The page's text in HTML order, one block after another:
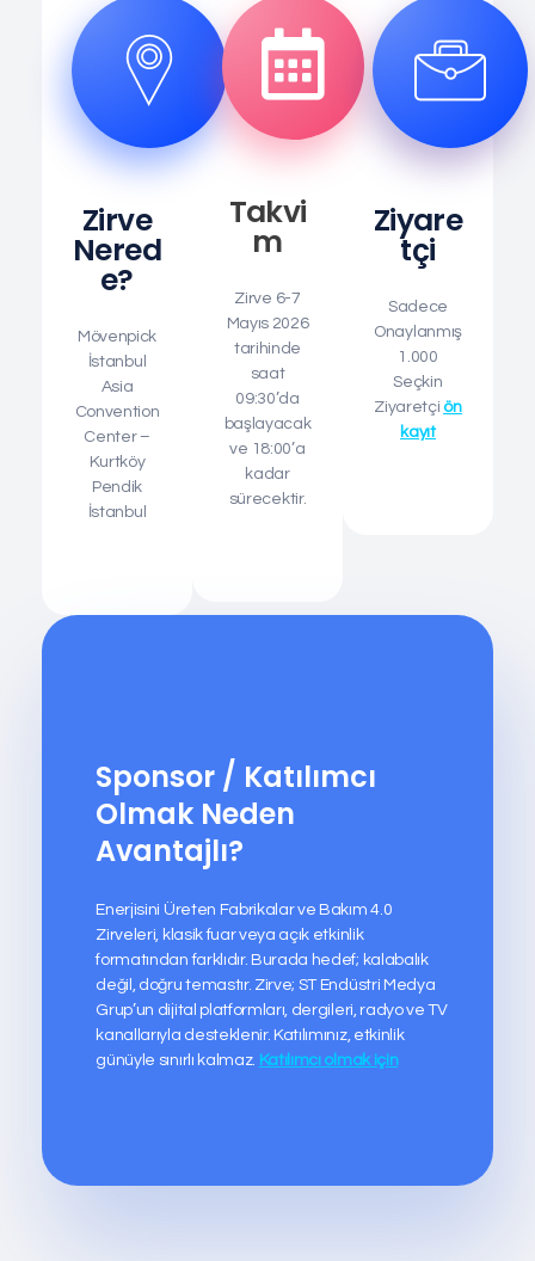
Zirve
Nered
E?
Mövenpick
İstanbul
Asia
Convention
Center –
Kurtköy
Pendik
İstanbul
Takvi
M
Zirve 6-7
Mayıs 2026
tarihinde
saat
09:30’da
başlayacak
ve 18:00’a
kadar
sürecektir.
Ziyare
Tçi
Sadece
Onaylanmış
1.000
Seçkin
Ziyaretçi ön
kayıt
Sponsor / Katılımcı
Olmak Neden
Avantajlı?
Enerjisini Üreten Fabrikalar ve Bakım 4.0
Zirveleri, klasik fuar veya açık etkinlik
formatından farklıdır. Burada hedef; kalabalık
değil, doğru temastır. Zirve; ST Endüstri Medya
Grup’un dijital platformları, dergileri, radyo ve TV
kanallarıyla desteklenir. Katılımınız, etkinlik
günüyle sınırlı kalmaz. Katılımcı olmak için